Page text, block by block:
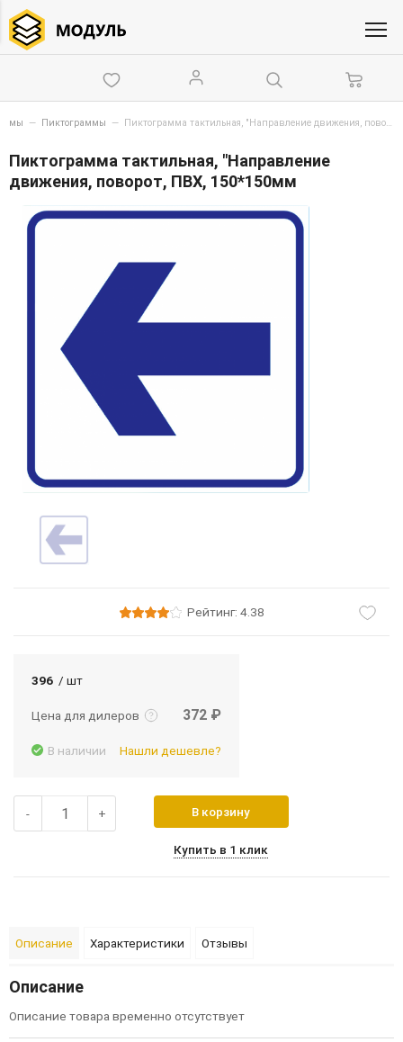
— Пиктограммы — Пиктограмма тактильная, "Направление движения, поворот, ПВХ, 150*150мм
Пиктограмма тактильная, "Направление
движения, поворот, ПВХ, 150*150мм
Рейтинг: 4.38
396 / шт
Цена для дилеров
Подробнее
372 ₽
В наличии Нашли дешевле?
- + В корзину
Купить в 1 клик
Описание Характеристики Отзывы
Описание
Описание товара временно отсутствует